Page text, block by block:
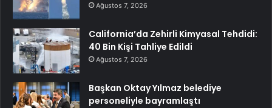
Ağustos 7, 2026
California’da Zehirli Kimyasal Tehdidi:
40 Bin Kişi Tahliye Edildi
Ağustos 7, 2026
Başkan Oktay Yılmaz belediye
personeliyle bayramlaştı